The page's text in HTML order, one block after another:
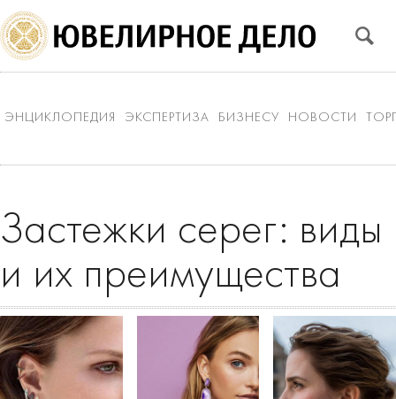
ЭНЦИКЛОПЕДИЯ ЭКСПЕРТИЗА БИЗНЕСУ НОВОСТИ
Застежки серег: виды
и их преимущества